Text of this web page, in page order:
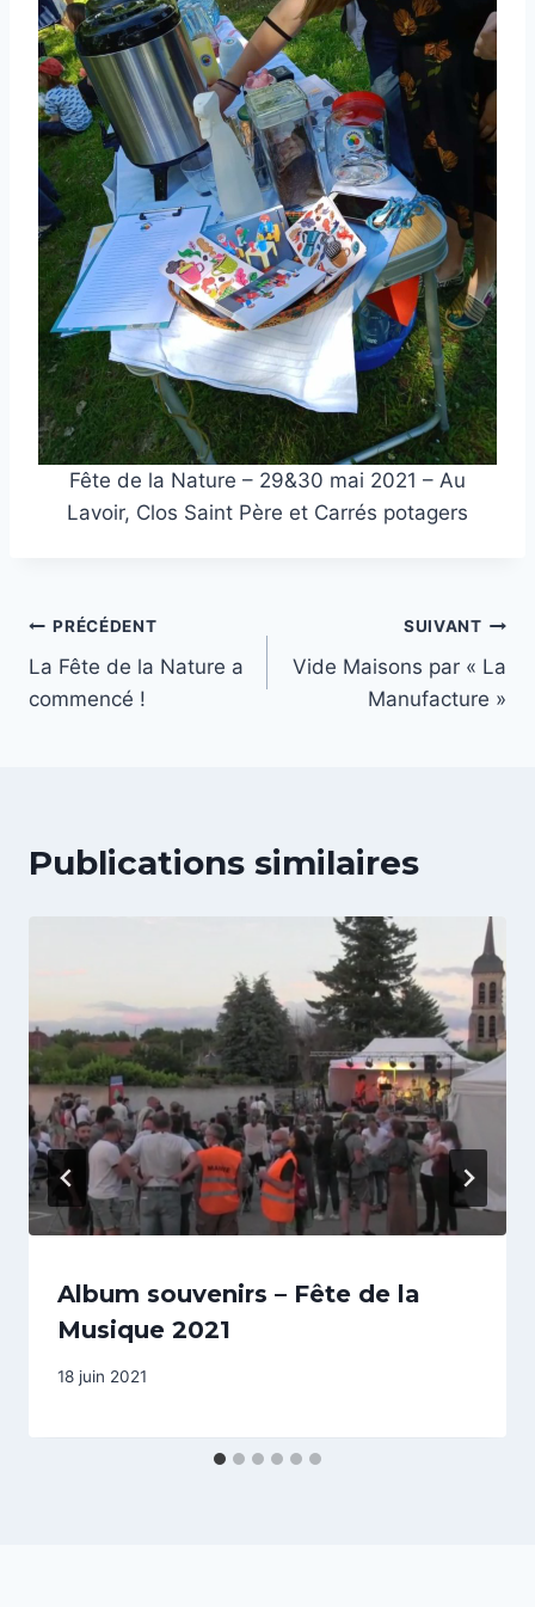
Fête de la Nature – 29&30 mai 2021 – Au
Lavoir, Clos Saint Père et Carrés potagers
Navigation
de
PRÉCÉDENT
La Fête de la Nature a
commencé !
SUIVANT
Vide Maisons par « La
Manufacture »
Publications similaires
Album souvenirs – Fête de la
Musique 2021
18 juin 2021